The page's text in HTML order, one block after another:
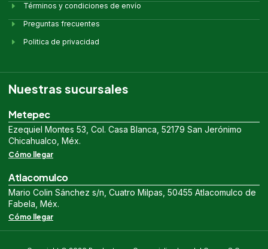
Términos y condiciones de envío
Preguntas frecuentes
Politica de privacidad
Nuestras sucursales
Metepec
Ezequiel Montes 53, Col. Casa Blanca, 52179 San Jerónimo
Chicahualco, Méx.
Cómo llegar
Atlacomulco
Mario Colin Sánchez s/n, Cuatro Milpas, 50455 Atlacomulco de
Fabela, Méx.
Cómo llegar